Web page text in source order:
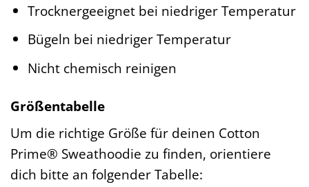
Trocknergeeignet bei niedriger Temperatur
Bügeln bei niedriger Temperatur
Nicht chemisch reinigen
Größentabelle
Um die richtige Größe für deinen Cotton
Prime® Sweathoodie zu finden, orientiere
dich bitte an folgender Tabelle: